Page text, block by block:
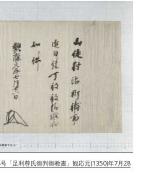
「足利尊氏御判御教書」観応元(1350)年7月28